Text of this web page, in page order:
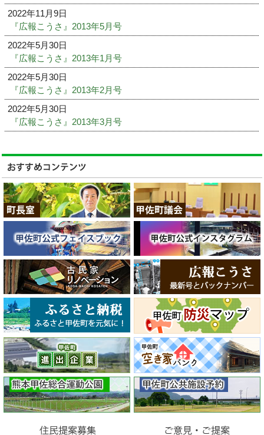
2022年11月9日
『広報こうさ』2013年5月号
2022年5月30日
『広報こうさ』2013年1月号
2022年5月30日
『広報こうさ』2013年2月号
2022年5月30日
『広報こうさ』2013年3月号